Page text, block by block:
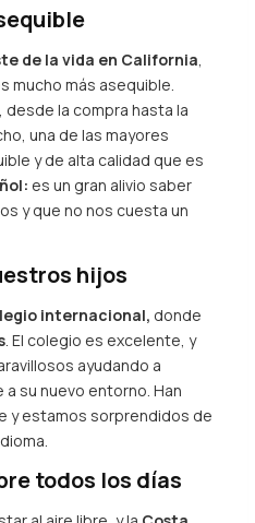
de la vida en California,
mucho más asequible.
la compra hasta la
una de las mayores
y de alta calidad que es
es un gran alivio saber
y que no nos cuesta un
hijos
internacional, donde
. El colegio es excelente, y
ayudando a
su nuevo entorno. Han
y estamos sorprendidos de
todos los días